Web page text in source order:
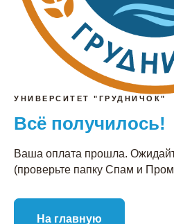
УНИВЕРСИТЕТ "ГРУДНИЧОК"
Всё получилось!
Ваша оплата прошла.
(проверьте папку Спам и
На главную